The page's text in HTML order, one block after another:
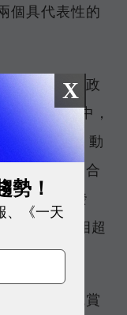
個具代表性的
點看待地緣政
漫畫進行中，
Stellaris》動
中動畫公司合
灣團隊開發
小展會亮相超
作。
以水族與觀賞
X
勢！
、《一天